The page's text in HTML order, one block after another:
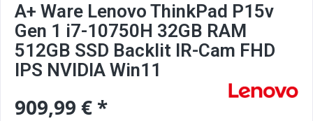
A+ Ware Lenovo ThinkPad P15v
Gen 1 i7-10750H 32GB RAM
512GB SSD Backlit IR-Cam FHD
IPS NVIDIA Win11
909,99 € *